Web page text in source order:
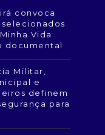
convoca
Vida
documental
Militar,
e
definem
para